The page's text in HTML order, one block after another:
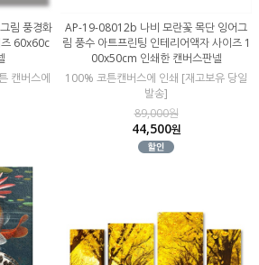
림 풍경화
즈 60x60c
캔버스에
AP-19-08012b 나비 모란꽃 목단 잉어그
림 풍수 아트프린팅 인테리어액자 사이즈 1
00x50cm 인쇄한 캔버스판넬
100% 코튼캔버스에 인쇄 [재고보유 당일
발송]
89,000원
44,500원